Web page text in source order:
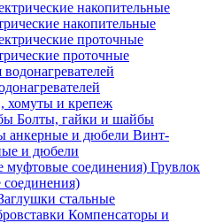
накопительные
проточные
хомуты и крепеж
Болты, гайки и шайбы
Винт-
и дюбели
Грувлок
стальные
Компенсаторы и